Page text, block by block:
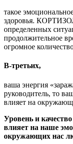
такое
здоровья.
определенных
продолжительное
огромное
В-третьих,
ваша энергия
руководитель, то
влияет на
Уровень и
влияет на наше
окружающих нас